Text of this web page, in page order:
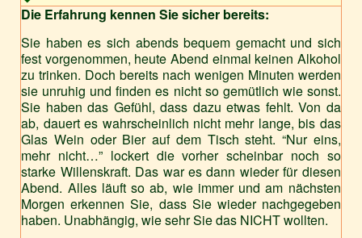
Die Erfahrung kennen Sie sicher bereits:
Sie haben es sich abends bequem gemacht und sich
fest vorgenommen, heute Abend einmal keinen Alkohol
zu trinken. Doch bereits nach wenigen Minuten werden
sie unruhig und finden es nicht so gemütlich wie sonst.
Sie haben das Gefühl, dass dazu etwas fehlt. Von da
ab, dauert es wahrscheinlich nicht mehr lange, bis das
Glas Wein oder Bier auf dem Tisch steht. “Nur eins,
mehr nicht…” lockert die vorher scheinbar noch so
starke Willenskraft. Das war es dann wieder für diesen
Abend. Alles läuft so ab, wie immer und am nächsten
Morgen erkennen Sie, dass Sie wieder nachgegeben
haben. Unabhängig, wie sehr Sie das NICHT wollten.